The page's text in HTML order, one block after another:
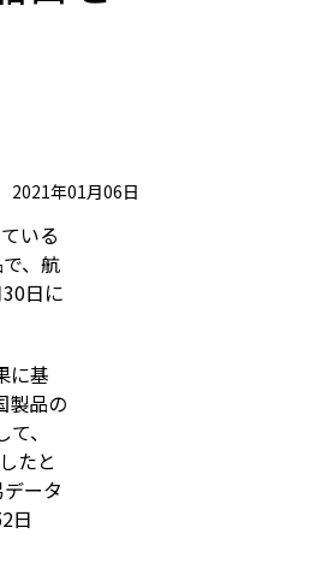
2021年01月06日
いる
、航
日に
に基
製品の
、
たと
ータ
日